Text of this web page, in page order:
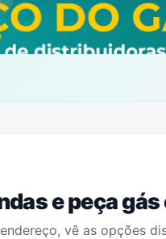
e peça
vê as opções